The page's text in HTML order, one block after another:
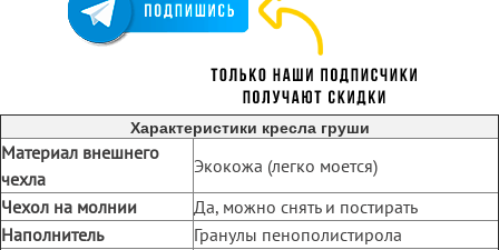
Характеристики кресла груши
Материал внешнего
чехла
Экокожа (легко моется)
Чехол на молнии
Да, можно снять и постирать
Наполнитель
Гранулы пенополистирола